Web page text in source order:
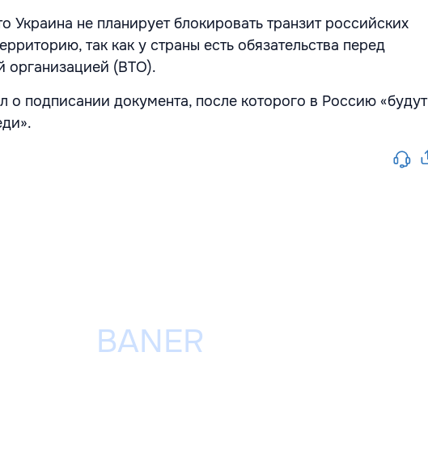
Украина не планирует блокировать транзит российских
так как у страны есть обязательства перед
организацией (ВТО).
о подписании документа, после которого в Россию «будут